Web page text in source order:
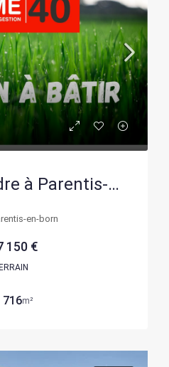
Terrain à vendre à Parentis-en-Born — 716 m² en centre-ville et proximité forêt
en-born
150 €
716m²